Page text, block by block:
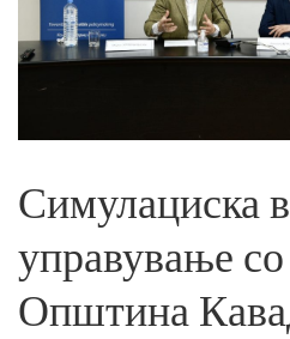
Симулациска
управување
Општина